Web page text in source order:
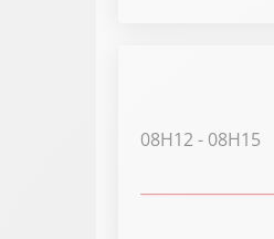
08H12- 08H15